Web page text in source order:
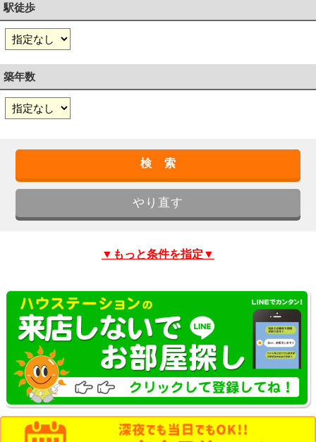
駅徒歩
築年数
▼もっと条件を指定▼